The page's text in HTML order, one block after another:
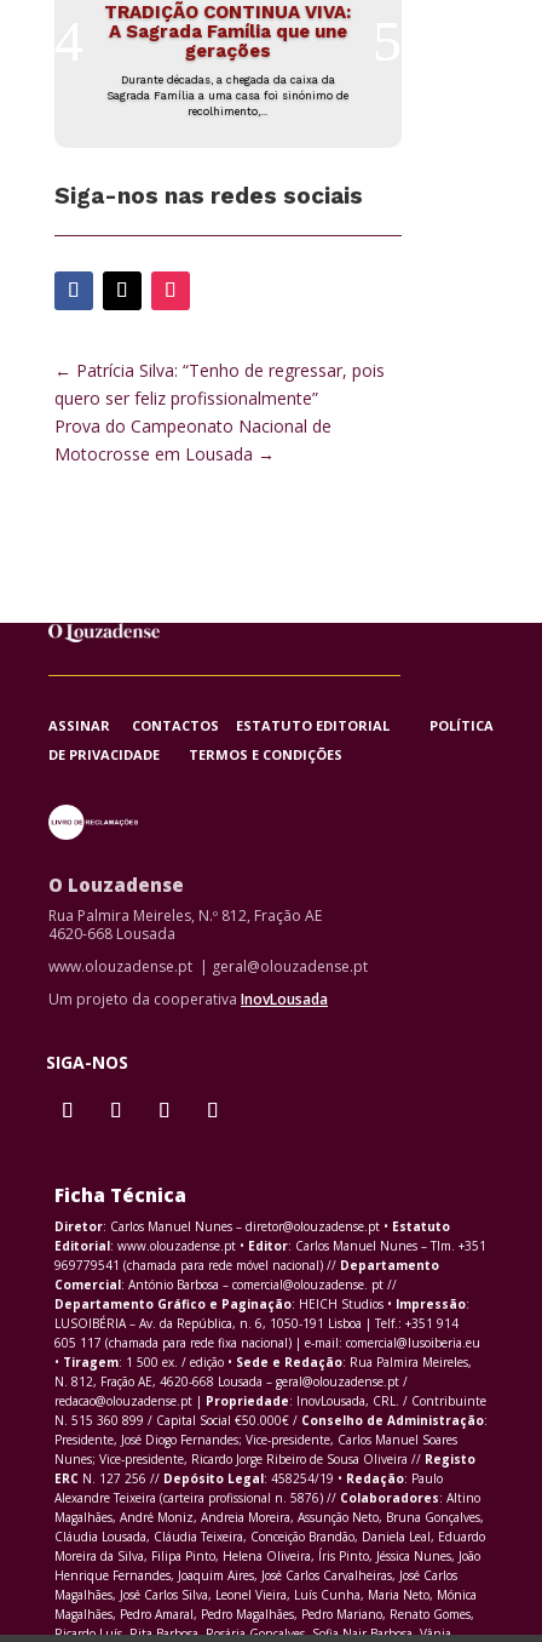
TRADIÇÃO CONTINUA VIVA:
A Sagrada Família que une
gerações
Durante décadas, a chegada da caixa da
Sagrada Família a uma casa foi sinónimo de
recolhimento,...
Siga-nos nas redes sociais
← Patrícia Silva: “Tenho de regressar, pois
quero ser feliz profissionalmente”
Prova do Campeonato Nacional de
Motocrosse em Lousada →
ASSINAR CONTACTOS ESTATUTO EDITORIAL POLÍTICA
DE PRIVACIDADE TERMOS E CONDIÇÕES
O Louzadense
Rua Palmira Meireles, N.º 812, Fração AE
4620-668 Lousada
www.olouzadense.pt | geral@olouzadense.pt
Um projeto da cooperativa InovLousada
SIGA-NOS
Ficha Técnica
Diretor: Carlos Manuel Nunes – diretor@olouzadense.pt • Estatuto
Editorial: www.olouzadense.pt • Editor: Carlos Manuel Nunes – Tlm. +351
969779541 (chamada para rede móvel nacional) // Departamento
Comercial: António Barbosa – comercial@olouzadense. pt //
Departamento Gráfico e Paginação: HEICH Studios • Impressão:
LUSOIBÉRIA – Av. da República, n. 6, 1050-191 Lisboa | Telf.: +351 914
605 117 (chamada para rede fixa nacional) | e-mail: comercial@lusoiberia.eu
• Tiragem: 1 500 ex. / edição • Sede e Redação: Rua Palmira Meireles,
N. 812, Fração AE, 4620-668 Lousada – geral@olouzadense.pt /
redacao@olouzadense.pt | Propriedade: InovLousada, CRL. / Contribuinte
N. 515 360 899 / Capital Social €50.000€ / Conselho de Administração:
Presidente, José Diogo Fernandes; Vice-presidente, Carlos Manuel Soares
Nunes; Vice-presidente, Ricardo Jorge Ribeiro de Sousa Oliveira // Registo
ERCN. 127 256 // Depósito Legal: 458254/19 • Redação: Paulo
Alexandre Teixeira (carteira profissional n. 5876) // Colaboradores: Altino
Magalhães, André Moniz, Andreia Moreira, Assunção Neto, Bruna Gonçalves,
Cláudia Lousada, Cláudia Teixeira, Conceição Brandão, Daniela Leal, Eduardo
Moreira da Silva, Filipa Pinto, Helena Oliveira, Íris Pinto, Jéssica Nunes, João
Henrique Fernandes, Joaquim Aires, José Carlos Carvalheiras, José Carlos
Magalhães, José Carlos Silva, Leonel Vieira, Luís Cunha, Maria Neto, Mónica
Magalhães, Pedro Amaral, Pedro Magalhães, Pedro Mariano, Renato Gomes,
Ricardo Luís, Rita Barbosa, Rosária Gonçalves, Sofia Nair Barbosa, Vânia